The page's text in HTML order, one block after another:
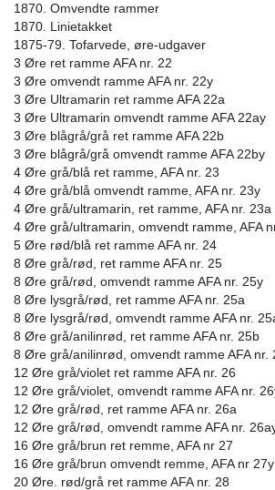
1870. Omvendte rammer
1870. Linietakket
1875-79. Tofarvede, øre-udgaver
3 Øre ret ramme AFA nr. 22
3 Øre omvendt ramme AFA nr. 22y
3 Øre Ultramarin ret ramme AFA 22a
3 Øre Ultramarin omvendt ramme AFA 22ay
3 Øre blågrå/grå ret ramme AFA 22b
3 Øre blågrå/grå omvendt ramme AFA 22by
4 Øre grå/blå ret ramme, AFA nr. 23
4 Øre grå/blå omvendt ramme, AFA nr. 23y
4 Øre grå/ultramarin, ret ramme, AFA nr. 23a
4 Øre grå/ultramarin, omvendt ramme, AFA
5 Øre rød/blå ret ramme AFA nr. 24
8 Øre grå/rød, ret ramme AFA nr. 25
8 Øre grå/rød, omvendt ramme AFA nr. 25y
8 Øre lysgrå/rød, ret ramme AFA nr. 25a
8 Øre lysgrå/rød, omvendt ramme AFA nr.
8 Øre grå/anilinrød, ret ramme AFA nr. 25b
8 Øre grå/anilinrød, omvendt ramme AFA nr.
12 Øre grå/violet ret ramme AFA nr. 26
12 Øre grå/violet, omvendt ramme AFA nr.
12 Øre grå/rød, ret ramme AFA nr. 26a
12 Øre grå/rød, omvendt ramme AFA nr.
16 Øre grå/brun ret remme, AFA nr 27
16 Øre grå/brun omvendt remme, AFA nr 27y
20 Øre. rød/grå ret ramme AFA nr. 28